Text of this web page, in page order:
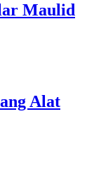
Maulid
Alat